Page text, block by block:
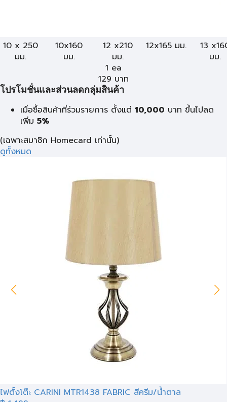
10 x 250
มม.
10x160
มม.
12 x210
มม.
12x165 มม.
13
มม.
1 ea
129 บาท
โปรโมชั่นและส่วนลดกลุ่มสินค้า
เมื่อซื้อสินค้าที่ร่วมรายการ ตั้งแต่ 10,000 บาท ขึ้นไปลด
เพิ่ม 5%
(เฉพาะสมาชิก Homecard เท่านั้น)
ดูทั้งหมด
ไฟตั้งโต๊ะ CARINI MTR1438 FABRIC สีครีม/น้ำตาล